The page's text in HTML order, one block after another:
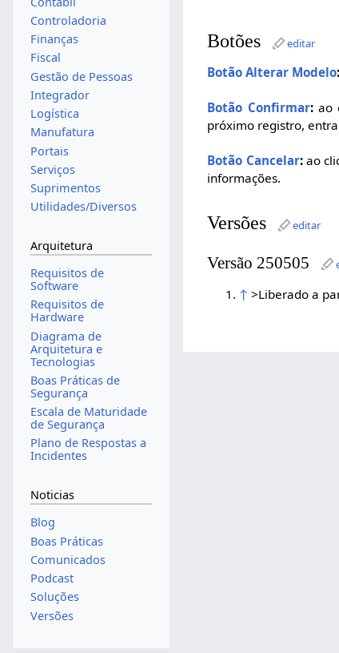
Botões editar
Botão Alterar Modelo:
Botão Confirmar:ao
próximo registro,
Botão Cancelar:ao
informações.
Versões editar
Versão 250505
↑ >Liberado a
Controladoria
Finanças
Fiscal
Gestão de Pessoas
Integrador
Logística
Manufatura
Portais
Serviços
Suprimentos
Utilidades/Diversos
Arquitetura
Requisitos de
Software
Requisitos de
Hardware
Diagrama de
Arquitetura e
Tecnologias
Boas Práticas de
Segurança
Escala de Maturidade
de Segurança
Plano de Respostas a
Incidentes
Noticias
Blog
Boas Práticas
Comunicados
Podcast
Soluções
Versões